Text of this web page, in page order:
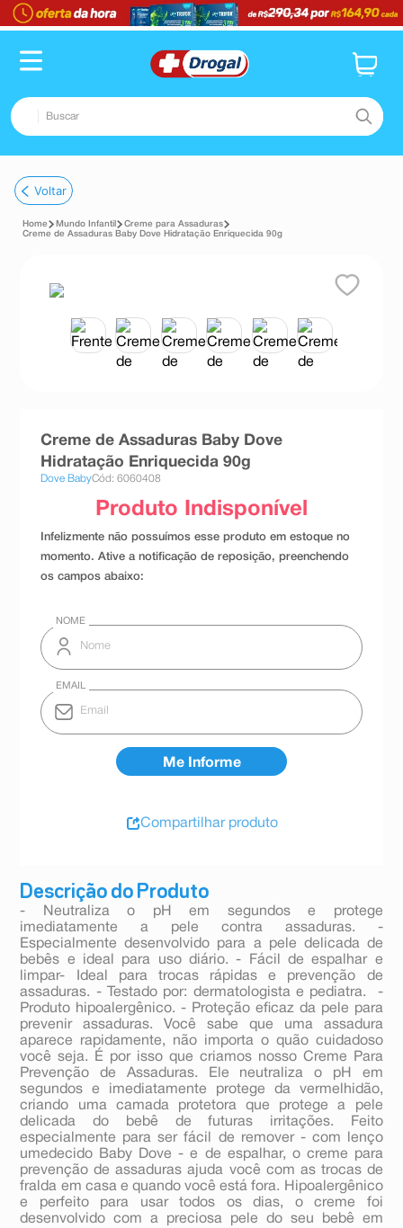
Buscar
1º fralda
2º dipirona
tadalafila
minoxidil
absorvente
10ºshampoo
Voltar
Mundo Infantil
Creme para Assaduras
Creme de Assaduras Baby Dove Hidratação Enriquecida 90g
Descrição do Produto
- Neutraliza o pH em segundos e protege
imediatamente a pele contra assaduras. -
Especialmente desenvolvido para a pele delicada de
bebês e ideal para uso diário. - Fácil de espalhar e
limpar- Ideal para trocas rápidas e prevenção de
assaduras. - Testado por: dermatologista e pediatra. -
Produto hipoalergênico. - Proteção eficaz da pele para
prevenir assaduras. Você sabe que uma assadura
aparece rapidamente, não importa o quão cuidadoso
você seja. É por isso que criamos nosso Creme Para
Prevenção de Assaduras. Ele neutraliza o pH em
segundos e imediatamente protege da vermelhidão,
criando uma camada protetora que protege a pele
delicada do bebê de futuras irritações. Feito
especialmente para ser fácil de remover - com lenço
umedecido Baby Dove - e de espalhar, o creme para
prevenção de assaduras ajuda você com as trocas de
fralda em casa e quando você está fora. Hipoalergênico
e perfeito para usar todos os dias, o creme foi
desenvolvido com a preciosa pele do seu bebê em
Creme de Assaduras Baby Dove
Hidratação Enriquecida 90g
Dove BabyCód: 6060408
Compartilhar produto